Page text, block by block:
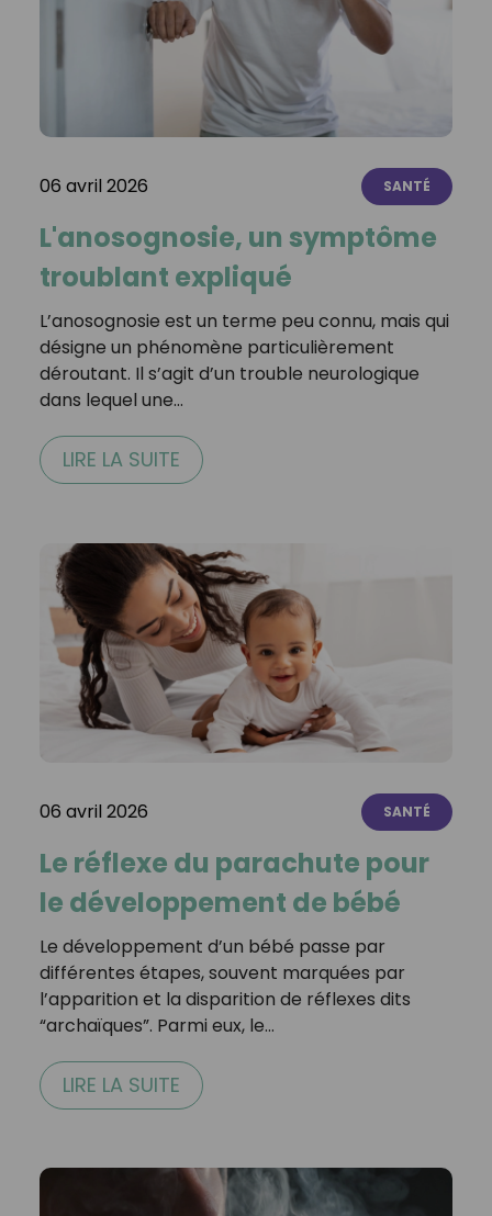
06 avril 2026 SANTÉ
L'anosognosie, un symptôme
troublant expliqué
L’anosognosie est un terme peu connu, mais qui
désigne un phénomène particulièrement
déroutant. Il s’agit d’un trouble neurologique
dans lequel une…
LIRE LA SUITE
06 avril 2026 SANTÉ
Le réflexe du parachute pour
le développement de bébé
Le développement d’un bébé passe par
différentes étapes, souvent marquées par
l’apparition et la disparition de réflexes dits
“archaïques”. Parmi eux, le…
LIRE LA SUITE